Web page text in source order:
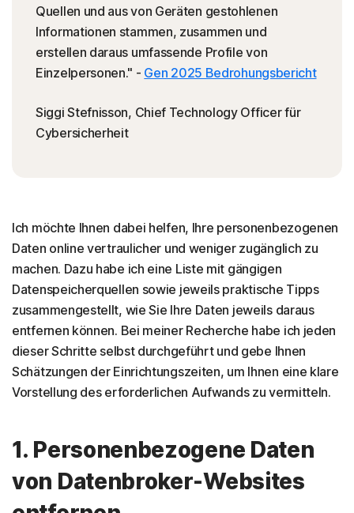
Quellen und aus von Geräten gestohlenen
Informationen stammen, zusammen und
erstellen daraus umfassende Profile von
Einzelpersonen." - Gen 2025 Bedrohungsbericht
Siggi Stefnisson, Chief Technology Officer für
Cybersicherheit
Ich möchte Ihnen dabei helfen, Ihre personenbezogenen
Daten online vertraulicher und weniger zugänglich zu
machen. Dazu habe ich eine Liste mit gängigen
Datenspeicherquellen sowie jeweils praktische Tipps
zusammengestellt, wie Sie Ihre Daten jeweils daraus
entfernen können. Bei meiner Recherche habe ich jeden
dieser Schritte selbst durchgeführt und gebe Ihnen
Schätzungen der Einrichtungszeiten, um Ihnen eine klare
Vorstellung des erforderlichen Aufwands zu vermitteln.
1. Personenbezogene Daten
von Datenbroker-Websites